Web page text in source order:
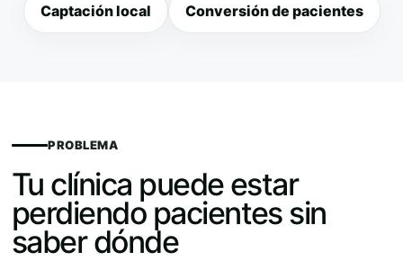
Captación local Conversión de pacientes
PROBLEMA
Tu clínica puede estar
perdiendo pacientes sin
saber dónde